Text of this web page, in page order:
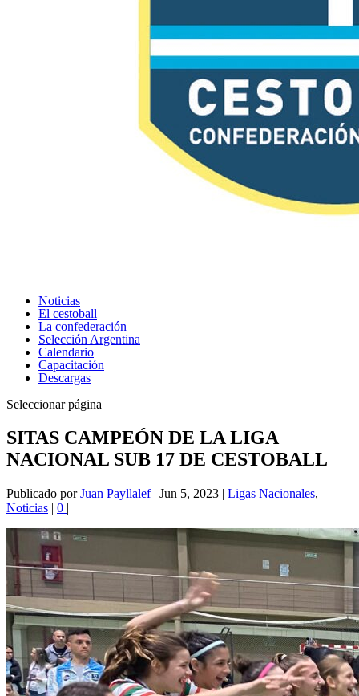
Noticias
El cestoball
La confederación
Selección Argentina
Calendario
Capacitación
Descargas
Seleccionar página
SITAS CAMPEÓN DE LA LIGA
NACIONAL SUB 17 DE CESTOBALL
Publicado porJuan Payllalef| Jun 5, 2023 | Ligas Nacionales,
Noticias | 0 |